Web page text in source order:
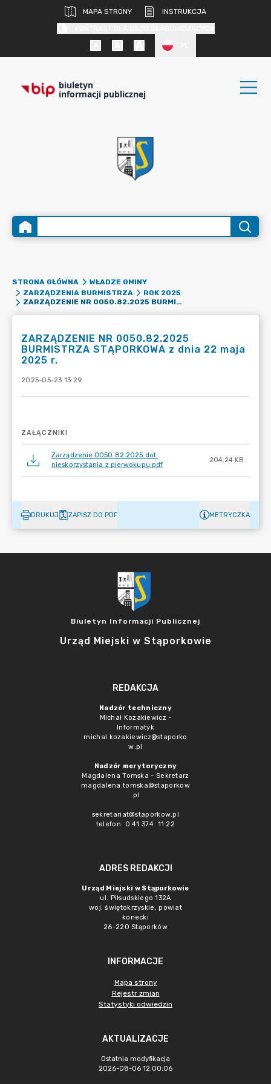
MAPA STRONY
INSTRUKCJA
biuletyn
informacji publicznej
STRONA GŁÓWNA
WŁADZE GMINY
ZARZĄDZENIA BURMISTRZA
ROK 2025
ZARZĄDZENIE NR 0050.82.2025 BURMISTRZA STĄPORKOWA Z DNIA 22 MAJA 2025 R.
ZARZĄDZENIE NR 0050.82.2025
BURMISTRZA STĄPORKOWA z dnia 22 maja
2025 r.
2025-05-23 13:29
ZAŁĄCZNIKI
Zarządzenie.0050.82.2025.dot.
nieskorzystania z pierwokupu.pdf
204.24 KB
DRUKUJ ZAPISZ DO PDF METRYCZKA
Biuletyn Informacji Publicznej
Urząd Miejski w Stąporkowie
REDAKCJA
Nadzór techniczny
Michał Kozakiewicz -
Informatyk
michal.kozakiewicz@staporko
w.pl
Nadzór merytoryczny
Magdalena Tomska - Sekretarz
magdalena.tomska@staporkow
.pl
sekretariat@staporkow.pl
telefon 0 41 374 11 22
ADRES REDAKCJI
Urząd Miejski w Stąporkowie
ul. Piłsudskiego 132A
woj. świętokrzyskie, powiat
konecki
26-220 Stąporków
INFORMACJE
Mapa strony
Rejestr zmian
Statystyki odwiedzin
AKTUALIZACJE
Ostatnia modyfikacja
2026-08-06 12:00:06